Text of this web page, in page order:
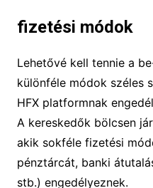
fizetési módok
Lehetővé kell tennie a
különféle módok széles
HFX platformnak
A kereskedők bölcsen
akik sokféle fizetési
pénztárcát, banki
stb.) engedélyeznek.